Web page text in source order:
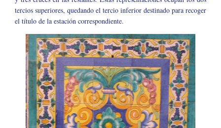
tercios superiores, quedando el tercio inferior destinado para recoger
el título de la estación correspondiente.